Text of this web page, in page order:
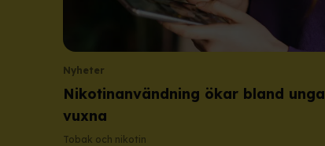
Nyheter
Nikotinanvändning ökar bland unga
vuxna
Tobak och nikotin